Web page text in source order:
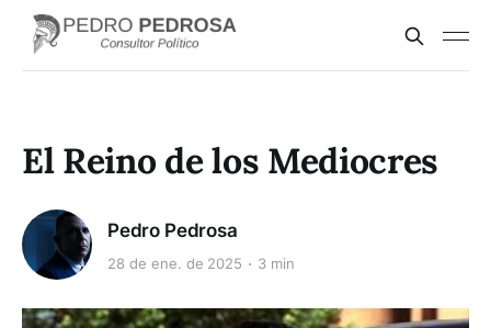
El Reino de los Mediocres
Pedro Pedrosa
28 de ene. de 2025 3 min